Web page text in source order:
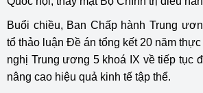
Buổi chiều, Ban Chấp hành Trung
tổ thảo luận Đề án tổng kết 20 năm
nghị Trung ương 5 khoá IX về tiếp tục
nâng cao hiệu quả kinh tế tập thể.